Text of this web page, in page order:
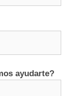
ayudarte?